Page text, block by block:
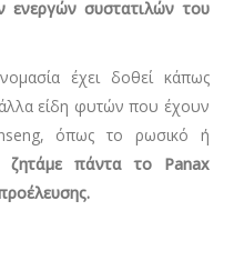
ενεργών συστατιλών του
έχει δοθεί κάπως
είδη φυτών που έχουν
όπως το ρωσικό ή
ζητάμε πάντα το Panax